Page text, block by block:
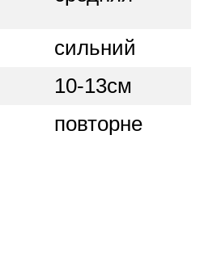
сильний
10-13см
повторне